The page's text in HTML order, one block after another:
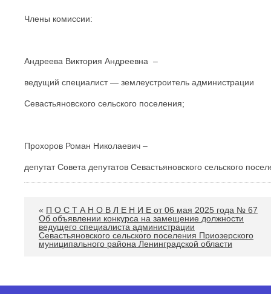
Члены комиссии:
Андреева Виктория Андреевна –
ведущий специалист — землеустроитель администрации
Севастьяновского сельского поселения;
Прохоров Роман Николаевич –
депутат Совета депутатов Севастьяновского сельского
« П О С Т А Н О В Л Е Н И Е от 06 мая 2025 года № 67
Об объявлении конкурса на замещение должности
ведущего специалиста администрации
Севастьяновского сельского поселения Приозерского
муниципального района Ленинградской области